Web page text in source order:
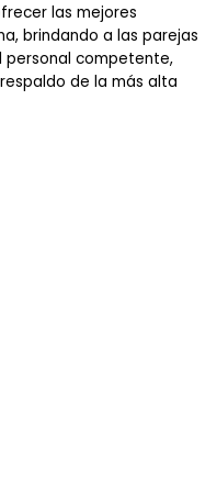
las mejores
brindando a las parejas
personal competente,
de la más alta